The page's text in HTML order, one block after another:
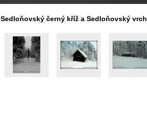
Sedloňovský černý kříž a Sedloňovský vrch